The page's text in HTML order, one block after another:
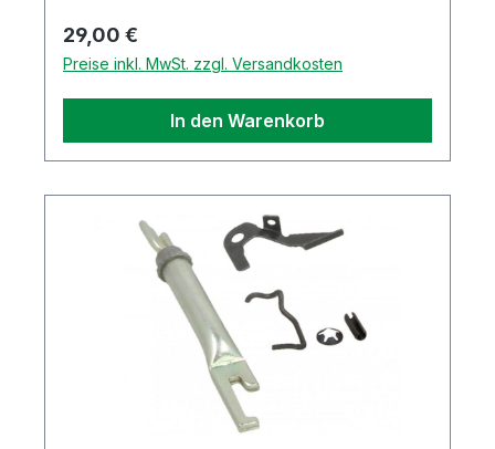
Regulärer Preis:
29,00 €
Preise inkl. MwSt. zzgl. Versandkosten
In den Warenkorb